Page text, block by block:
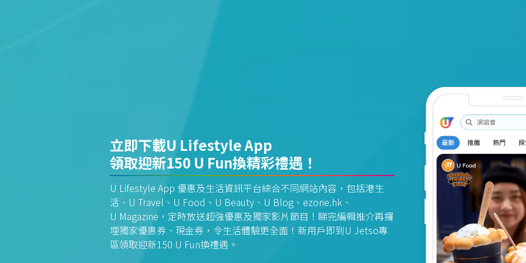
立即下載U Lifestyle App
領取迎新150 U Fun換精彩禮遇！
U Lifestyle App 優惠及生活資訊平台綜合不同網站內容，包括港生
活、U Travel、U Food、U Beauty、U Blog、ezone.hk、
U Magazine，定時放送超強優惠及獨家影片節目！睇完編輯推介再攞
埋獨家優惠券、現金券，令生活體驗更全面！新用戶即到U Jetso專
區領取迎新150 U Fun換禮遇。